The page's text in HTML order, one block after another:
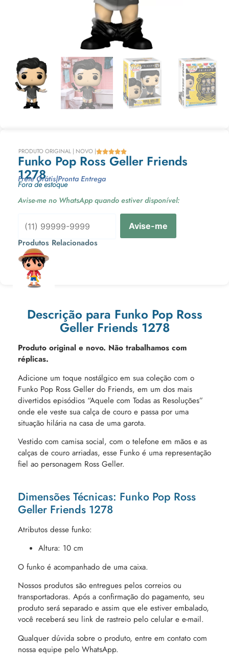
PRODUTO ORIGINAL | NOVO |
Funko Pop Ross Geller Friends
1278
Frete Grátis|Pronta Entrega
Fora de estoque
Avise-me no WhatsApp quando estiver disponível:
Avise-me
Produtos Relacionados
Descrição para Funko Pop Ross
Geller Friends 1278
Produto original e novo. Não trabalhamos com
réplicas.
Adicione um toque nostálgico em sua coleção com o
Funko Pop Ross Geller do Friends, em um dos mais
divertidos episódios “Aquele com Todas as Resoluções”
onde ele veste sua calça de couro e passa por uma
situação hilária na casa de uma garota.
Vestido com camisa social, com o telefone em mãos e as
calças de couro arriadas, esse Funko é uma representação
fiel ao personagem Ross Geller.
Dimensões Técnicas: Funko Pop Ross
Geller Friends 1278
Atributos desse funko:
Altura: 10 cm
O funko é acompanhado de uma caixa.
Nossos produtos são entregues pelos correios ou
transportadoras. Após a confirmação do pagamento, seu
produto será separado e assim que ele estiver embalado,
você receberá seu link de rastreio pelo celular e e-mail.
Qualquer dúvida sobre o produto, entre em contato com
nossa equipe pelo WhatsApp.